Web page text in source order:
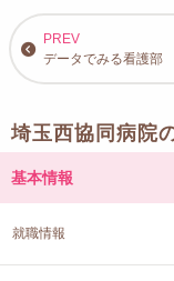
データでみる看護部
埼玉西協同病院
基本情報
就職情報